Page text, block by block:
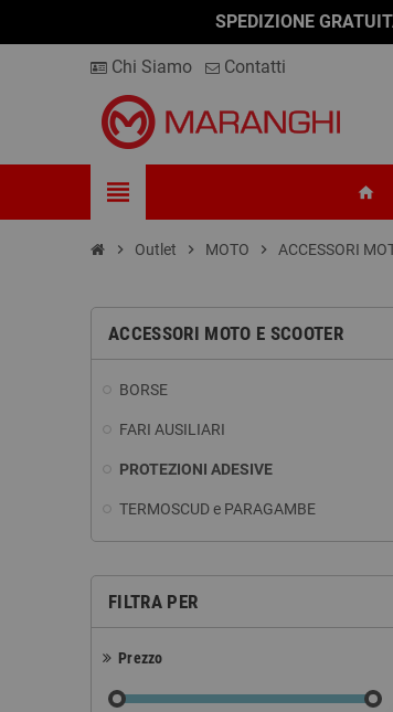
SPEDIZIONE
Chi Siamo Contatti
view_headline home
chevron_right Outlet chevron_right MOTO chevron_right ACCESSORI
ACCESSORI MOTO E SCOOTER
BORSE
FARI AUSILIARI
PROTEZIONI ADESIVE
TERMOSCUD e PARAGAMBE
FILTRA PER
Prezzo